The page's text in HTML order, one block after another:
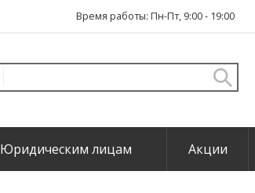
Время работы: Пн-Пт, 9:00 - 19:00
Юридическим лицам Акции